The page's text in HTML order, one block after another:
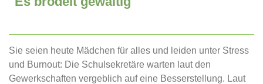
Sie seien heute Mädchen für alles und leiden unter Stress
und Burnout: Die Schulsekretäre warten laut den
Gewerkschaften vergeblich auf eine Besserstellung. Laut